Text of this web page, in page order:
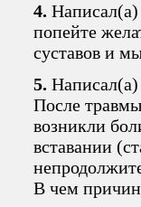
4. Написал(а)
попейте
суставов и
5. Написал(а)
После
возникли
вставании
В чем